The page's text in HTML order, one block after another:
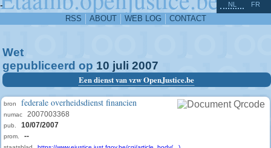
-
RSS ABOUT WEB LOG CONTACT
NL FR
Wet
gepubliceerd op 10 juli 2007
Een dienst van vzw OpenJustice.be
bron federale overheidsdienst financien
numac 2007003368
pub. 10/07/2007
prom. --
^